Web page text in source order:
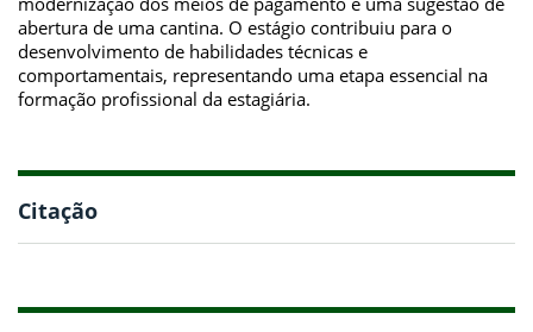
abertura de uma cantina. O estágio contribuiu para o
desenvolvimento de habilidades técnicas e
comportamentais, representando uma etapa essencial na
formação profissional da estagiária.
Citação